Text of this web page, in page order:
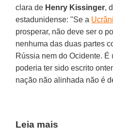
clara de Henry Kissinger,
estadunidense: "Se a
prosperar, não deve ser o
nenhuma das duas partes
Rússia nem do Ocidente. É
poderia ter sido escrito
nação não alinhada não é
Leia mais